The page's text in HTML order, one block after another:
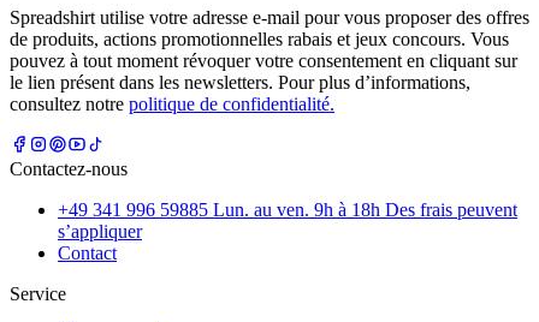
Spreadshirt utilise votre adresse e-mail pour vous proposer des offres
de produits, actions promotionnelles rabais et jeux concours. Vous
pouvez à tout moment révoquer votre consentement en cliquant sur
le lien présent dans les newsletters. Pour plus d’informations,
consultez notre politique de confidentialité.
Contactez-nous
+49 341 996 59885 Lun. au ven. 9h à 18h Des frais peuvent
s’appliquer
Contact
Service